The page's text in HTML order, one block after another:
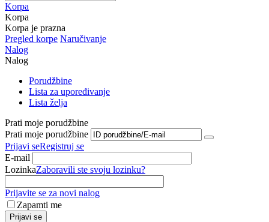
Korpa
Korpa
Korpa je prazna
Pregled korpe Naručivanje
Nalog
Nalog
Porudžbine
Lista za upoređivanje
Lista želja
Prati moje porudžbine
Prati moje porudžbine
Prijavi seRegistruj se
E-mail
LozinkaZaboravili ste svoju lozinku?
Prijavite se za novi nalog
Zapamti me
Prijavi se